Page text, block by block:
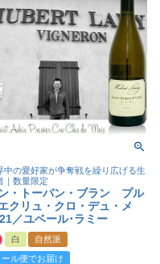
中の愛好家が争奪戦を繰り広げる生
｜数量限定
・トーバン・ブラン プル
クリュ・クロ・デュ・メ
／ユベール･ラミー
白
自然派
ール便でお届け